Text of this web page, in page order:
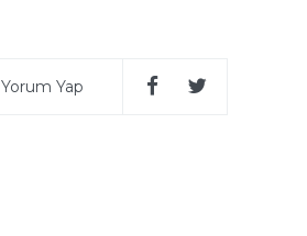
Yorum Yap